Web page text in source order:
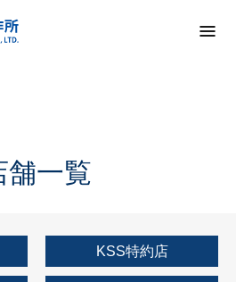
舗一覧
KSS特約店